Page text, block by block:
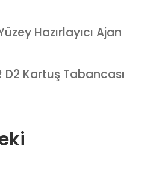
Hazırlayıcı Ajan
D2 Kartuş Tabancası